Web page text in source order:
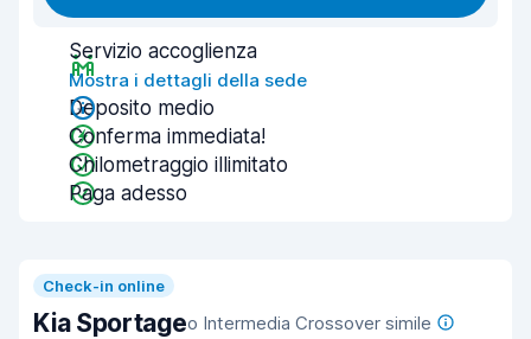
Servizio accoglienza
Mostra i dettagli della sede
Deposito medio
Conferma immediata!
Chilometraggio illimitato
Paga adesso
Check-in online
Kia Sportageo Intermedia Crossover simile